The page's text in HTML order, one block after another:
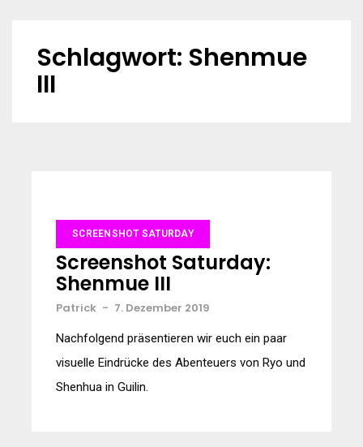
Schlagwort: Shenmue
III
SCREENSHOT SATURDAY
Screenshot Saturday:
Shenmue III
Patrick - 7. Dezember 2019
Nachfolgend präsentieren wir euch ein paar
visuelle Eindrücke des Abenteuers von Ryo und
Shenhua in Guilin.